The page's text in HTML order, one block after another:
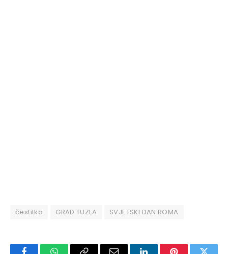
čestitka GRAD TUZLA SVJETSKI DAN ROMA